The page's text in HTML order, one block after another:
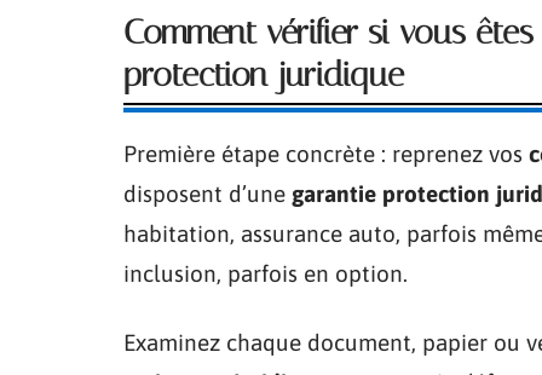
Comment vérifier si vous
protection juridique
Première étape concrète : reprenez vos
disposent d’une garantie protection
habitation, assurance auto, parfois
inclusion, parfois en option.
Examinez chaque document, papier ou